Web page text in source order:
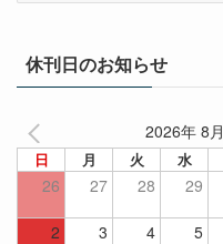
ブ休刊日のお知らせ
2026年 8月
日 月 火 水
26 27 28 29
2 3 4 5